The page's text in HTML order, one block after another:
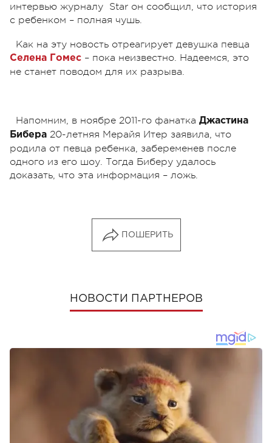
интервью журналу Star он сообщил, что история
с ребенком – полная чушь.
Как на эту новость отреагирует девушка певца
Селена Гомес – пока неизвестно. Надеемся, это
не станет поводом для их разрыва.
Напомним, в ноябре 2011-го фанатка Джастина
Бибера 20-летняя Мерайя Итер заявила, что
родила от певца ребенка, забеременев после
одного из его шоу. Тогда Биберу удалось
доказать, что эта информация – ложь.
ПОШЕРИТЬ
НОВОСТИ ПАРТНЕРОВ